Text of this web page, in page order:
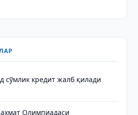
сўмлик кредит жалб қилади
Олимпиадаси